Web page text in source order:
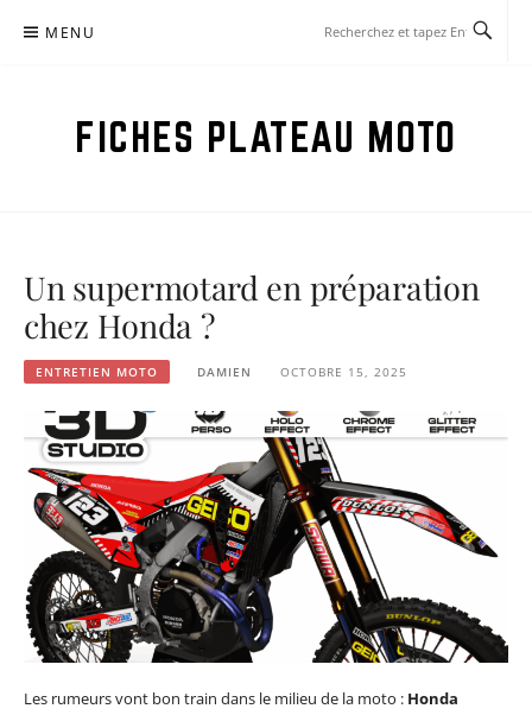
MENU
FICHES PLATEAU MOTO
Un supermotard en préparation
chez Honda ?
ENTRETIEN MOTO DAMIEN OCTOBRE 15, 2025
Les rumeurs vont bon train dans le milieu de la moto : Honda